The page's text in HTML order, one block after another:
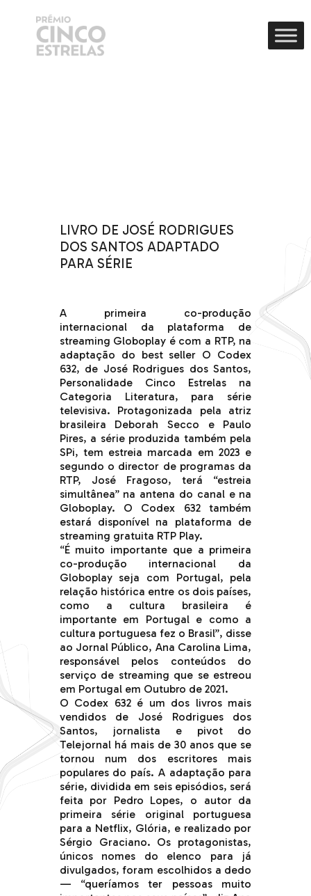
LIVRO DE JOSÉ RODRIGUES
DOS SANTOS ADAPTADO
PARA SÉRIE
A primeira co-produção
internacional da plataforma de
streaming Globoplay é com a RTP, na
adaptação do best seller O Codex
632, de José Rodrigues dos Santos,
Personalidade Cinco Estrelas na
Categoria Literatura, para série
televisiva. Protagonizada pela atriz
brasileira Deborah Secco e Paulo
Pires, a série produzida também pela
SPi, tem estreia marcada em 2023 e
segundo o director de programas da
RTP, José Fragoso, terá “estreia
simultânea” na antena do canal e na
Globoplay. O Codex 632 também
estará disponível na plataforma de
streaming gratuita RTP Play.
“É muito importante que a primeira
co-produção internacional da
Globoplay seja com Portugal, pela
relação histórica entre os dois países,
como a cultura brasileira é
importante em Portugal e como a
cultura portuguesa fez o Brasil”, disse
ao Jornal Público, Ana Carolina Lima,
responsável pelos conteúdos do
serviço de streaming que se estreou
em Portugal em Outubro de 2021.
O Codex 632 é um dos livros mais
vendidos de José Rodrigues dos
Santos, jornalista e pivot do
Telejornal há mais de 30 anos que se
tornou num dos escritores mais
populares do país. A adaptação para
série, dividida em seis episódios, será
feita por Pedro Lopes, o autor da
primeira série original portuguesa
para a Netflix, Glória, e realizado por
Sérgio Graciano. Os protagonistas,
únicos nomes do elenco para já
divulgados, foram escolhidos a dedo
— “queríamos ter pessoas muito